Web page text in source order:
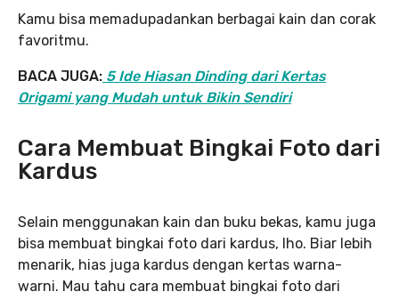
Kamu bisa memadupadankan berbagai kain dan corak
favoritmu.
BACA JUGA: 5 Ide Hiasan Dinding dari Kertas
Origami yang Mudah untuk Bikin Sendiri
Cara Membuat Bingkai Foto dari
Kardus
Selain menggunakan kain dan buku bekas, kamu juga
bisa membuat bingkai foto dari kardus, lho. Biar lebih
menarik, hias juga kardus dengan kertas warna-
warni. Mau tahu cara membuat bingkai foto dari